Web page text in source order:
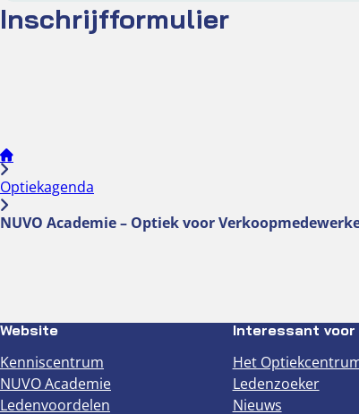
Inschrijfformulier
Optiekagenda
NUVO Academie – Optiek voor
Website
Kenniscentrum
NUVO Academie
Ledenvoordelen
Interessant voor
Het
Ledenzoeker
Nieuws